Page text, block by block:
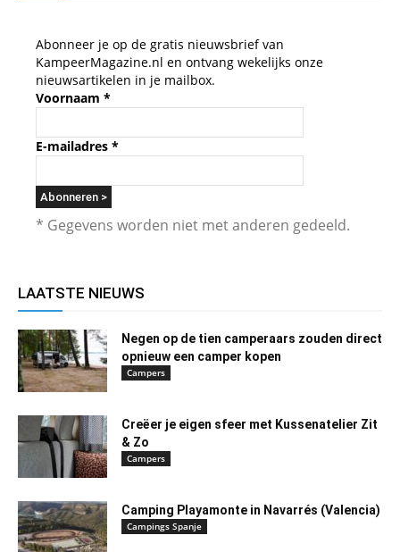
Abonneer je op de gratis nieuwsbrief van
KampeerMagazine.nl en ontvang wekelijks onze
nieuwsartikelen in je mailbox.
Voornaam *
E-mailadres *
* Gegevens worden niet met anderen gedeeld.
LAATSTE NIEUWS
Negen op de tien camperaars zouden direct
opnieuw een camper kopen
Campers
Creëer je eigen sfeer met Kussenatelier Zit
& Zo
Campers
Camping Playamonte in Navarrés (Valencia)
Campings Spanje